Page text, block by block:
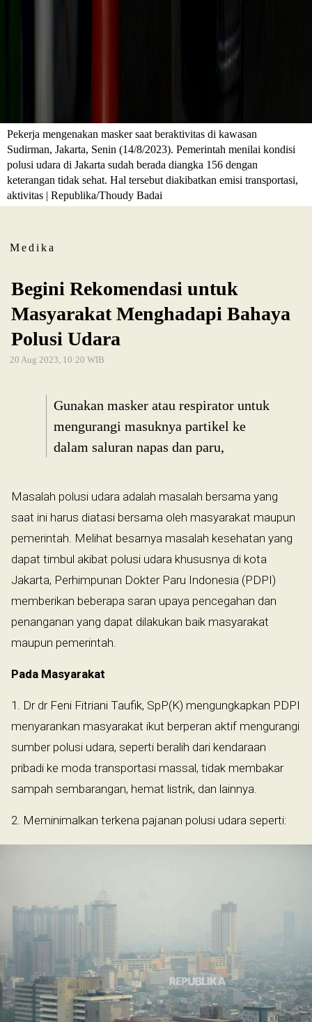
Pekerja mengenakan masker saat beraktivitas di kawasan
Sudirman, Jakarta, Senin (14/8/2023). Pemerintah menilai kondisi
polusi udara di Jakarta sudah berada diangka 156 dengan
keterangan tidak sehat. Hal tersebut diakibatkan emisi transportasi,
aktivitas | Republika/Thoudy Badai
Medika
Begini Rekomendasi untuk
Masyarakat Menghadapi Bahaya
Polusi Udara
20 Aug 2023, 10:20 WIB
Gunakan masker atau respirator untuk
mengurangi masuknya partikel ke
dalam saluran napas dan paru,
Masalah polusi udara adalah masalah bersama yang
saat ini harus diatasi bersama oleh masyarakat maupun
pemerintah. Melihat besarnya masalah kesehatan yang
dapat timbul akibat polusi udara khususnya di kota
Jakarta, Perhimpunan Dokter Paru Indonesia (PDPI)
memberikan beberapa saran upaya pencegahan dan
penanganan yang dapat dilakukan baik masyarakat
maupun pemerintah.
Pada Masyarakat
1. Dr dr Feni Fitriani Taufik, SpP(K) mengungkapkan PDPI
menyarankan masyarakat ikut berperan aktif mengurangi
sumber polusi udara, seperti beralih dari kendaraan
pribadi ke moda transportasi massal, tidak membakar
sampah sembarangan, hemat listrik, dan lainnya.
2. Meminimalkan terkena pajanan polusi udara seperti: